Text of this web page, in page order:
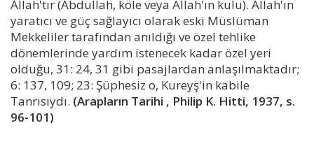
Allah'tır (Abdullah, köle veya Allah'ın kulu). Allah'ın
yaratıcı ve güç sağlayıcı olarak eski Müslüman
Mekkeliler tarafından anıldığı ve özel tehlike
dönemlerinde yardım istenecek kadar özel yeri
olduğu, 31: 24, 31 gibi pasajlardan anlaşılmaktadır;
6: 137, 109; 23: Şüphesiz o, Kureyş'in kabile
Tanrısıydı. (Arapların Tarihi , Philip K. Hitti, 1937, s.
96-101)